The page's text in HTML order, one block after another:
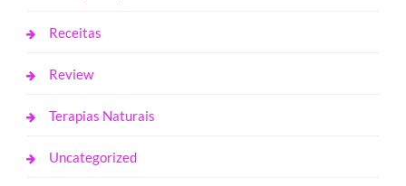
Receitas
Review
Terapias Naturais
Uncategorized